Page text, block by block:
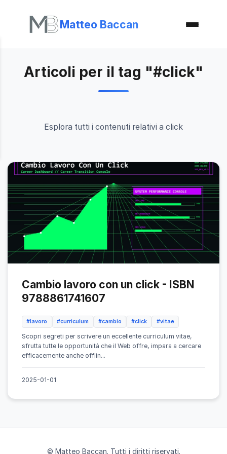
Matteo Baccan
Articoli per il tag "#click"
Esplora tutti i contenuti relativi a click
Cambio lavoro con un click - ISBN
9788861741607
#lavoro #curriculum #cambio #click #vitae
Scopri segreti per scrivere un eccellente curriculum vitae,
sfrutta tutte le opportunità che il Web offre, impara a cercare
efficacemente anche offlin...
2025-01-01
© Matteo Baccan. Tutti i diritti riservati.